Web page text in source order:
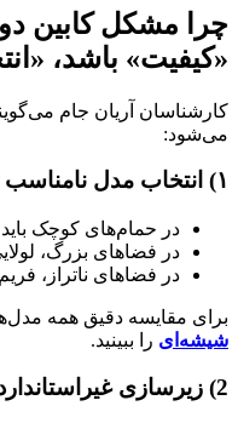
چرا مشکل کابین
«کیفیت» باشد،
کارشناسان آریان جام
می‌شود:
۱) انتخاب مدل نامناسب با نوع فضا
در حمام‌های کوچک باید
در فضاهای بزرگ،
در فضاهای ناتراز،
برای مقایسه دقیق همه
شیشه‌ای را ببینید.
2) زیرسازی غیراستاندارد در زمان بازسازی